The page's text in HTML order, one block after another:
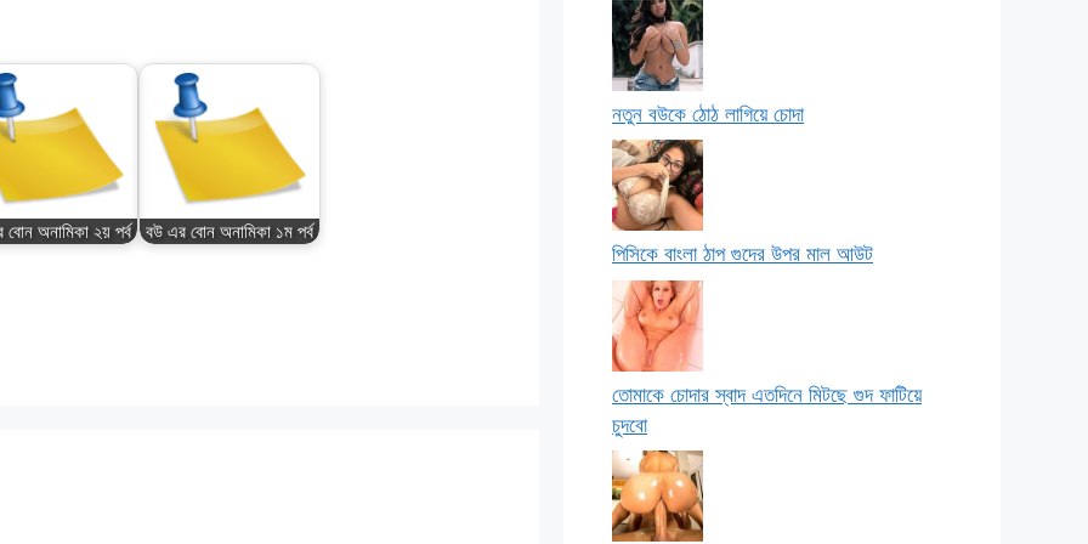
অনামিকা ২য় পর্ব বউ এর বোন অনামিকা ১ম পর্ব
নতুন বউকে ঠোঠ লাগিয়ে চোদা
পিসিকে বাংলা ঠাপ গুদের উপর মাল আউট
তোমাকে চোদার স্বাদ এতদিনে মিটছে গুদ ফাটিয়ে
চুদবো